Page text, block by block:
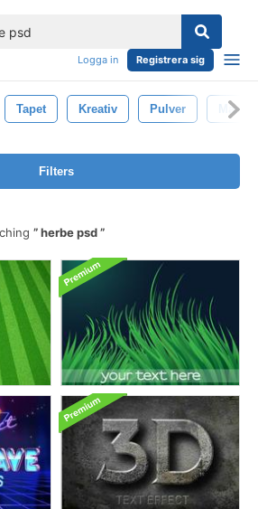
Logga in Registrera sig
Tapet Kreativ Pulver Massa
Filters
herbe psd